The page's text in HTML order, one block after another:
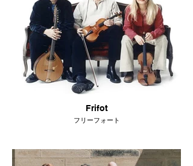
Frifot
フリーフォート